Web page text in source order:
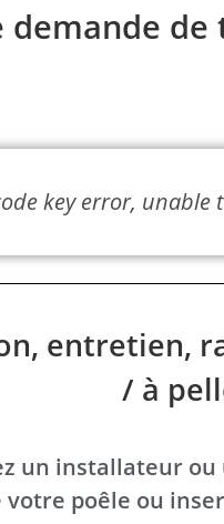
demande
key error,
entretien,
/ à
un installateur
votre poêle ou